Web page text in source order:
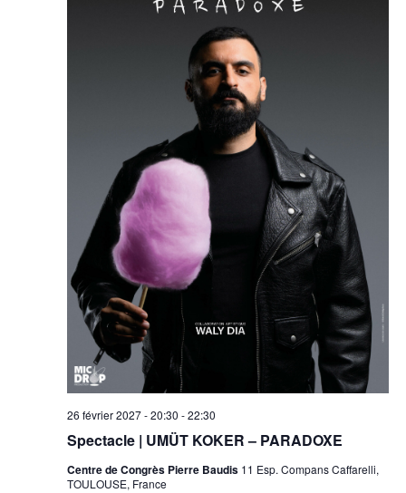
Spectacle | UMÜT KOKER – PARADOXE
26 février 2027 - 20:30 -22:30
Centre de Congrès Pierre Baudis 11 Esp. Compans Caffarelli,
TOULOUSE, France